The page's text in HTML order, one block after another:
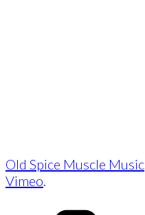
Old Spice Muscle Music
Vimeo.